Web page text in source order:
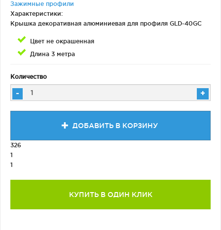
Зажимные профили
Характеристики:
Крышка декоративная алюминиевая для профиля GLD-40GC
Цвет не окрашенная
Длина 3 метра
Количество
- +
ДОБАВИТЬ В КОРЗИНУ
326
1
1
КУПИТЬ В ОДИН КЛИК